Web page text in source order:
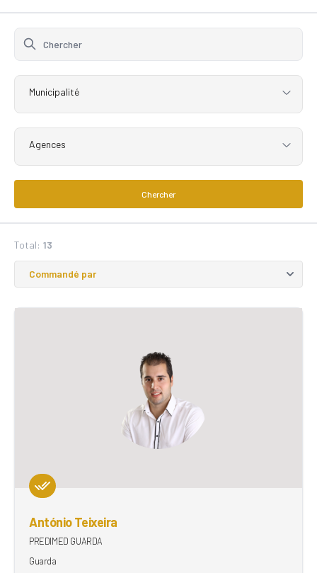
Municipalité
Agences
Chercher
Total: 13
António Teixeira
PREDIMED GUARDA
Guarda